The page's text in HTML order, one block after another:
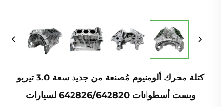
كتلة محرك ألومنيوم مُصنعة من جديد سعة 3.0 تيربو
وبست أسطوانات 642826/642820 لسيارات